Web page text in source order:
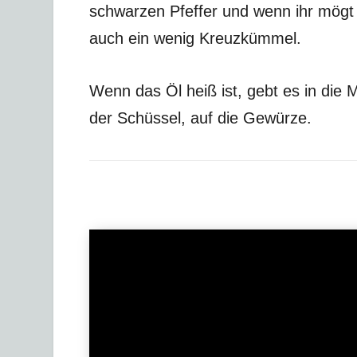
schwarzen Pfeffer und wenn ihr mögt
auch ein wenig Kreuzkümmel.
Wenn das Öl heiß ist, gebt es in die
der Schüssel, auf die Gewürze.